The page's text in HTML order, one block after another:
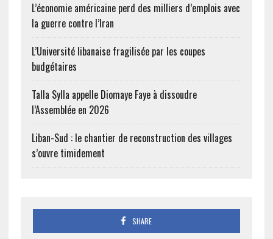
L’économie américaine perd des milliers d’emplois avec
la guerre contre l’Iran
L’Université libanaise fragilisée par les coupes
budgétaires
Talla Sylla appelle Diomaye Faye à dissoudre
l’Assemblée en 2026
Liban-Sud : le chantier de reconstruction des villages
s’ouvre timidement
SHARE